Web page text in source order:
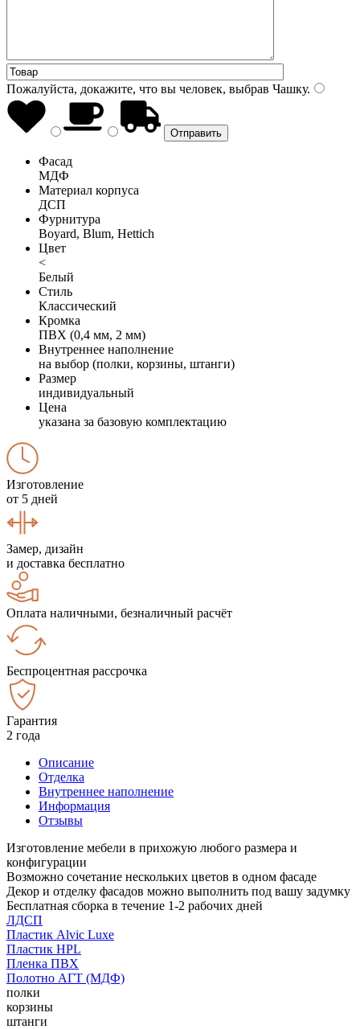
Пожалуйста, докажите, что вы человек, выбрав Чашку.
Фасад
МДФ
Материал корпуса
ДСП
Фурнитура
Boyard, Blum, Hettich
Цвет
<
Белый
Стиль
Классический
Кромка
ПВХ (0,4 мм, 2 мм)
Внутреннее наполнение
на выбор (полки, корзины, штанги)
Размер
индивидуальный
Цена
указана за базовую комплектацию
Изготовление
от 5 дней
Замер, дизайн
и доставка бесплатно
Оплата наличными, безналичный расчёт
Беспроцентная рассрочка
Гарантия
2 года
Описание
Отделка
Внутреннее наполнение
Информация
Отзывы
Изготовление мебели в прихожую любого размера и
конфигурации
Возможно сочетание нескольких цветов в одном фасаде
Декор и отделку фасадов можно выполнить под вашу задумку
Бесплатная сборка в течение 1-2 рабочих дней
ЛДСП
Пластик Alvic Luxe
Пластик HPL
Пленка ПВХ
Полотно АГТ (МДФ)
полки
корзины
штанги